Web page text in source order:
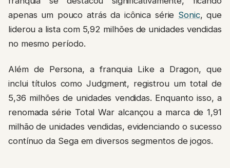
apenas um pouco atrás da icônica série Sonic, que
liderou a lista com 5,92 milhões de unidades vendidas
no mesmo período.
Além de Persona, a franquia Like a Dragon, que
inclui títulos como Judgment, registrou um total de
5,36 milhões de unidades vendidas. Enquanto isso, a
renomada série Total War alcançou a marca de 1,91
milhão de unidades vendidas, evidenciando o sucesso
contínuo da Sega em diversos segmentos de jogos.